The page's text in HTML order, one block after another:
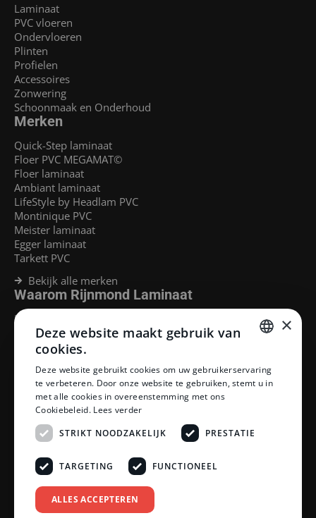
Laminaat
PVC vloeren
Ondervloeren
Plinten
Profielen
Accessoires
Zonwering
Schoonmaak en Onderhoud
Merken
Quick-Step laminaat
Floer PVC MEGAMAT©
Floer laminaat
Ambiant laminaat
LifeStyle by Headlam PVC
Montinique PVC
Meister laminaat
Egger laminaat
Tarkett PVC
Bekijk alle merken
Waarom Rijnmond Laminaat
Legservice
Laminaat Capelle aan den Ijssel
Laminaat voor vloerverwarming
Klantenservice
Betaalmethoden
Openingstijden showroom
Afhalen en bezorgen
Retourprocedure
Veelgestelde vragen
Legservice
Neem contact op
Reviewpolicy
Privacy policy
DUTCH
×
Deze website maakt gebruik van
cookies.
Deze website gebruikt cookies om uw gebruikerservaring
te verbeteren. Door onze website te gebruiken, stemt u in
met alle cookies in overeenstemming met ons
Cookiebeleid. Lees verder
STRIKT NOODZAKELIJK
PRESTATIE
TARGETING FUNCTIONEEL
ALLES ACCEPTEREN